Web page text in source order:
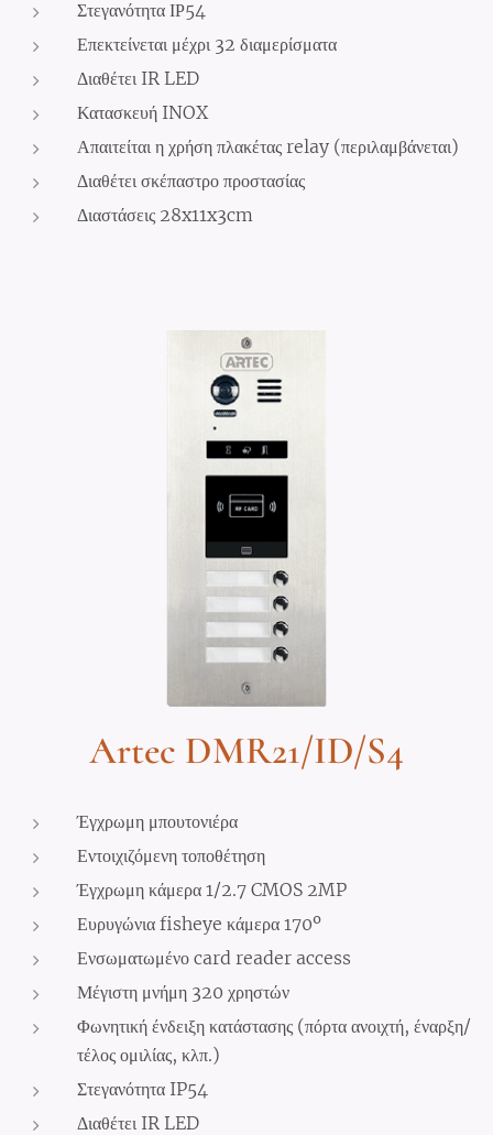
Στεγανότητα ΙΡ54
Επεκτείνεται μέχρι 32 διαμερίσματα
Διαθέτει IR LED
Κατασκευή INOX
Απαιτείται η χρήση πλακέτας relay (περιλαμβάνεται)
Διαθέτει σκέπαστρο προστασίας
Διαστάσεις 28x11x3cm
Artec DMR21/ID/S4
Έγχρωμη μπουτονιέρα
Εντοιχιζόμενη τοποθέτηση
Έγχρωμη κάμερα 1/2.7 CMOS 2MP
Ευρυγώνια fisheye κάμερα 170º
Ενσωματωμένο card reader access
Μέγιστη μνήμη 320 χρηστών
Φωνητική ένδειξη κατάστασης (πόρτα ανοιχτή, έναρξη/
τέλος ομιλίας, κλπ.)
Στεγανότητα IP54
Διαθέτει IR LED